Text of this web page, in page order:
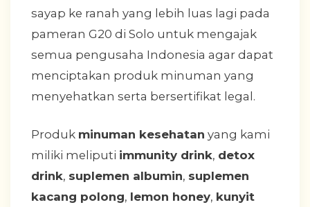
sayap ke ranah yang lebih luas lagi pada
pameran G20 di Solo untuk mengajak
semua pengusaha Indonesia agar dapat
menciptakan produk minuman yang
menyehatkan serta bersertifikat legal.
Produk minuman kesehatan yang kami
miliki meliputi immunity drink, detox
drink, suplemen albumin, suplemen
kacang polong, lemon honey, kunyit